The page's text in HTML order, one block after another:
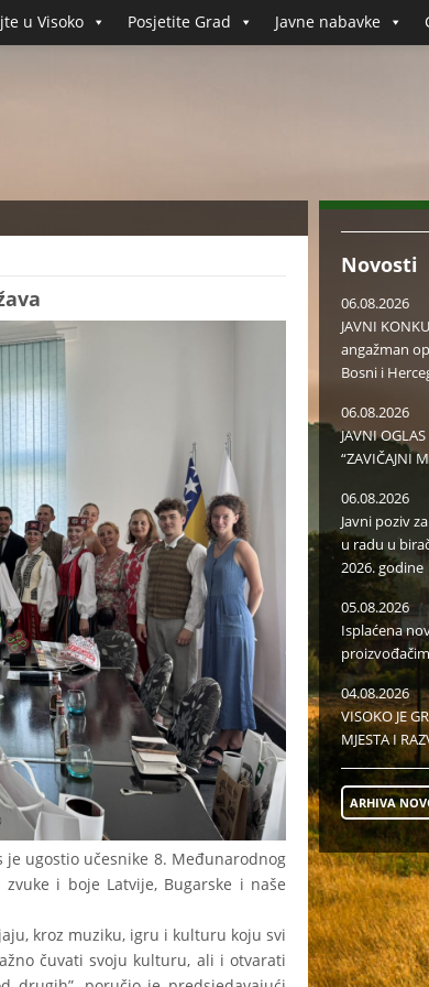
u Visoko Posjetite Grad Javne nabavke
je ugostio učesnike 8. Međunarodnog
i boje Latvije, Bugarske i naše
kroz muziku, igru i kulturu koju svi
čuvati svoju kulturu, ali i otvarati
Novosti
06.08.2026
JAVNI
angažman
Bosni i
06.08.2026
JAVNI
“ZAVIČAJNI
06.08.2026
Javni poziv
u radu u
2026. godine
05.08.2026
Isplaćena
04.08.2026
VISOKO JE
MJESTA I
ARHIVA